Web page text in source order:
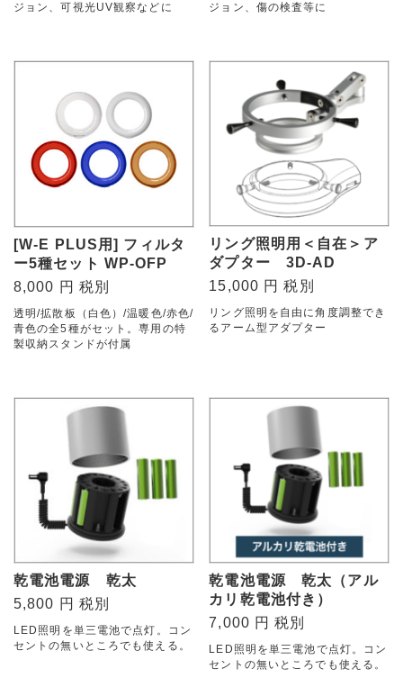
ジョン、可視光UV観察などに
ジョン、傷の検査等に
[W-E PLUS用] フィルタ
ー5種セット WP-OFP
8,000 円 税別
透明/拡散板（白色）/温暖色/赤色/
青色の全5種がセット。専用の特
製収納スタンドが付属
リング照明用＜自在＞ア
ダプター 3D-AD
15,000 円 税別
リング照明を自由に角度調整でき
るアーム型アダプター
乾電池電源 乾太
5,800 円 税別
LED照明を単三電池で点灯。コン
セントの無いところでも使える。
乾電池電源 乾太（アル
カリ乾電池付き）
7,000 円 税別
LED照明を単三電池で点灯。コン
セントの無いところでも使える。